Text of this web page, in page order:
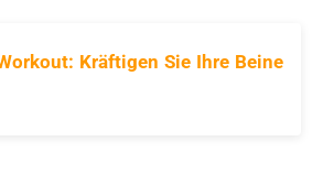
Kräftigen Sie Ihre Beine